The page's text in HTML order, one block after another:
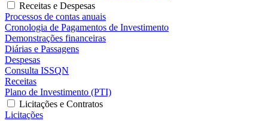
Receitas e Despesas
Processos de contas anuais
Cronologia de Pagamentos de Investimento
Demonstrações financeiras
Diárias e Passagens
Despesas
Consulta ISSQN
Receitas
Plano de Investimento (PTI)
Licitações e Contratos
Licitações